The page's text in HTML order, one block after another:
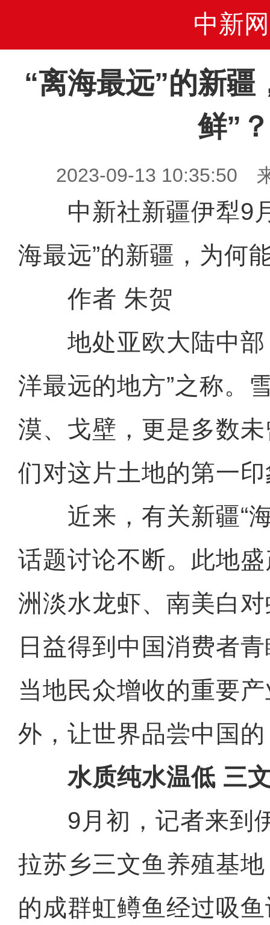
中新网
“离海最远”的新疆
鲜”？
2023-09-13 10:35:50
中新社新疆伊犁9月
海最远”的新疆，为何
作者 朱贺
地处亚欧大陆中部
洋最远的地方”之称。
漠、戈壁，更是多数
们对这片土地的第一
近来，有关新疆“海
话题讨论不断。此地
洲淡水龙虾、南美白
日益得到中国消费者
当地民众增收的重要
外，让世界品尝中国的
水质纯水温低 三
9月初，记者来到
拉苏乡三文鱼养殖基
的成群虹鳟鱼经过吸